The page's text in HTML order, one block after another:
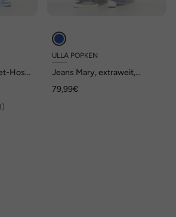
Hose,
ULLA POPKEN
Jeans Mary, extraweit,
79,99€